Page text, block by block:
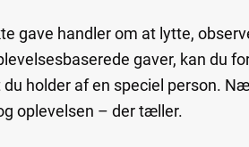
gave handler om at lytte,
gaver, kan du
holder af en speciel person.
oplevelsen – der tæller.